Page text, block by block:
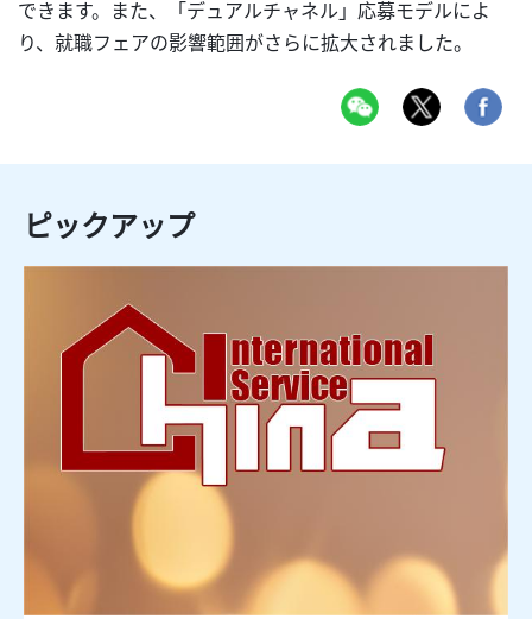
できます。また、「デュアルチャネル」応募モデルによ
り、就職フェアの影響範囲がさらに拡大されました。
ピックアップ